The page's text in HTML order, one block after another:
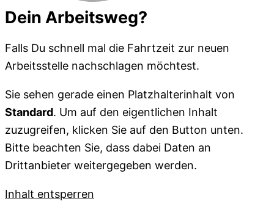
Dein Arbeitsweg?
Falls Du schnell mal die Fahrtzeit zur neuen
Arbeitsstelle nachschlagen möchtest.
Sie sehen gerade einen Platzhalterinhalt von
Standard. Um auf den eigentlichen Inhalt
zuzugreifen, klicken Sie auf den Button unten.
Bitte beachten Sie, dass dabei Daten an
Drittanbieter weitergegeben werden.
Inhalt entsperren